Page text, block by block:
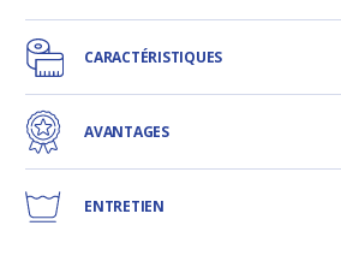
CARACTÉRISTIQUES
AVANTAGES
ENTRETIEN